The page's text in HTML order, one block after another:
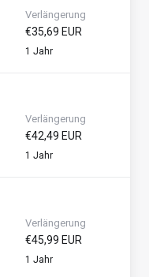
Verlängerung
€35,69 EUR
1 Jahr
Verlängerung
€42,49 EUR
1 Jahr
Verlängerung
€45,99 EUR
1 Jahr